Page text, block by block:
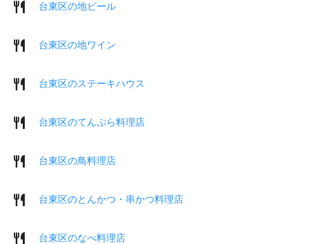
台東区の地ビール
台東区の地ワイン
台東区のステーキハウス
台東区のてんぷら料理店
台東区の鳥料理店
台東区のとんかつ・串かつ料理店
台東区のなべ料理店